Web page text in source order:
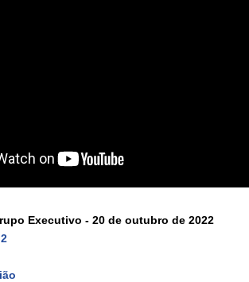
Executivo - 20 de outubro de 2022